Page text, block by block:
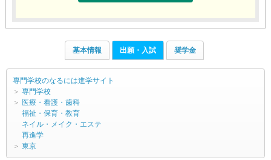
基本情報 出願・入試 奨学金
専門学校のなるには進学サイト
＞ 専門学校
＞ 医療・看護・歯科
福祉・保育・教育
ネイル・メイク・エステ
再進学
＞ 東京